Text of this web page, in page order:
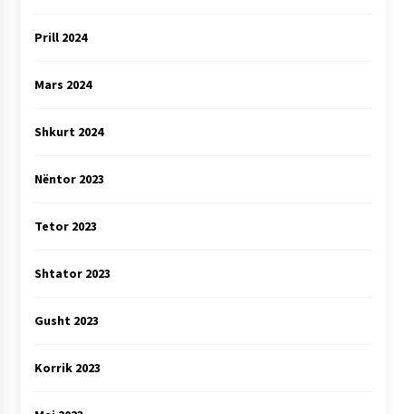
Prill 2024
Mars 2024
Shkurt 2024
Nëntor 2023
Tetor 2023
Shtator 2023
Gusht 2023
Korrik 2023